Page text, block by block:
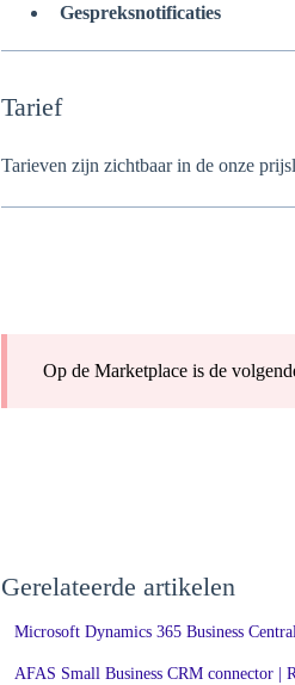
Gespreksnotificaties
Tarief
Tarieven zijn zichtbaar in de onze
Op de Marketplace is de
Gerelateerde artikelen
Microsoft Dynamics 365 Business
AFAS Small Business CRM connector |